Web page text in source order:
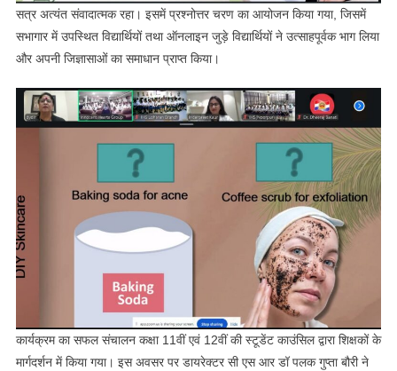
सत्र अत्यंत संवादात्मक रहा। इसमें प्रश्नोत्तर चरण का आयोजन किया गया, जिसमें
सभागार में उपस्थित विद्यार्थियों तथा ऑनलाइन जुड़े विद्यार्थियों ने उत्साहपूर्वक भाग लिया
और अपनी जिज्ञासाओं का समाधान प्राप्त किया।
कार्यक्रम का सफल संचालन कक्षा 11वीं एवं 12वीं की स्टूडेंट काउंसिल द्वारा शिक्षकों के
मार्गदर्शन में किया गया। इस अवसर पर डायरेक्टर सी एस आर डॉ पलक गुप्ता बौरी ने